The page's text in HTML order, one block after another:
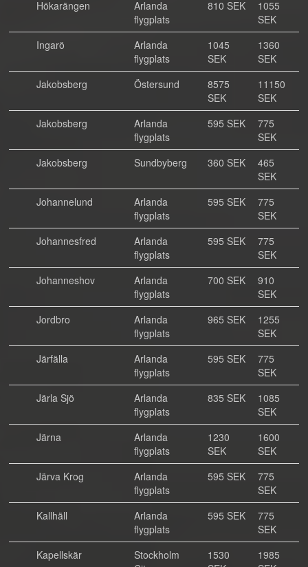
Hökarängen
Arlanda
flygplats
810 SEK
1055
SEK
Ingarö
Arlanda
flygplats
1045
SEK
1360
SEK
Jakobsberg
Östersund
8575
SEK
11150
SEK
Jakobsberg
Arlanda
flygplats
595 SEK
775
SEK
Jakobsberg
Sundbyberg 360 SEK
465
SEK
Johannelund
Arlanda
flygplats
595 SEK
775
SEK
Johannesfred
Arlanda
flygplats
595 SEK
775
SEK
Johanneshov
Arlanda
flygplats
700 SEK
910
SEK
Jordbro
Arlanda
flygplats
965 SEK
1255
SEK
Järfälla
Arlanda
flygplats
595 SEK
775
SEK
Järla Sjö
Arlanda
flygplats
835 SEK
1085
SEK
Järna
Arlanda
flygplats
1230
SEK
1600
SEK
Järva Krog
Arlanda
flygplats
595 SEK
775
SEK
Kallhäll
Arlanda
flygplats
595 SEK
775
SEK
Kapellskär
Stockholm
1530
1985